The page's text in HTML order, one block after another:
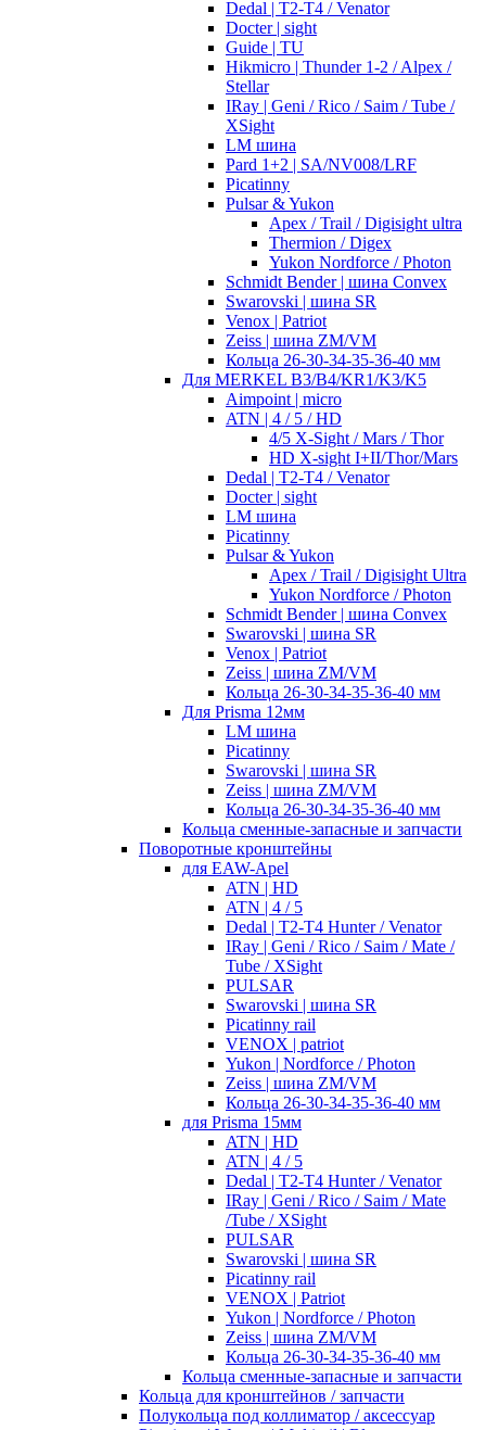
Dedal | T2-T4 / Venator
Docter | sight
Guide | TU
Hikmicro | Thunder 1-2 / Alpex /
Stellar
IRay | Geni / Rico / Saim / Tube /
XSight
LM шина
Pard 1+2 | SA/NV008/LRF
Picatinny
Pulsar & Yukon
Apex / Trail / Digisight ultra
Thermion / Digex
Yukon Nordforce / Photon
Schmidt Bender | шина Convex
Swarovski | шина SR
Venox | Patriot
Zeiss | шина ZM/VM
Кольца 26-30-34-35-36-40 мм
Для MERKEL B3/B4/KR1/K3/K5
Aimpoint | micro
ATN | 4 / 5 / HD
4/5 X-Sight / Mars / Thor
HD X-sight I+II/Thor/Mars
Dedal | T2-T4 / Venator
Docter | sight
LM шина
Picatinny
Pulsar & Yukon
Apex / Trail / Digisight Ultra
Yukon Nordforce / Photon
Schmidt Bender | шина Convex
Swarovski | шина SR
Venox | Patriot
Zeiss | шина ZM/VM
Кольца 26-30-34-35-36-40 мм
Для Prisma 12мм
LM шина
Picatinny
Swarovski | шина SR
Zeiss | шина ZM/VM
Кольца 26-30-34-35-36-40 мм
Кольца сменные-запасные и запчасти
Поворотные кронштейны
для EAW-Apel
ATN | HD
ATN | 4 / 5
Dedal | T2-T4 Hunter / Venator
IRay | Geni / Rico / Saim / Mate /
Tube / XSight
PULSAR
Swarovski | шина SR
Picatinny rail
VENOX | patriot
Yukon | Nordforce / Photon
Zeiss | шина ZM/VM
Кольца 26-30-34-35-36-40 мм
для Prisma 15мм
ATN | HD
ATN | 4 / 5
Dedal | T2-T4 Hunter / Venator
IRay | Geni / Rico / Saim / Mate
/Tube / XSight
PULSAR
Swarovski | шина SR
Picatinny rail
VENOX | Patriot
Yukon | Nordforce / Photon
Zeiss | шина ZM/VM
Кольца 26-30-34-35-36-40 мм
Кольца сменные-запасные и запчасти
Кольца для кронштейнов / запчасти
Полукольца под коллиматор / аксессуар